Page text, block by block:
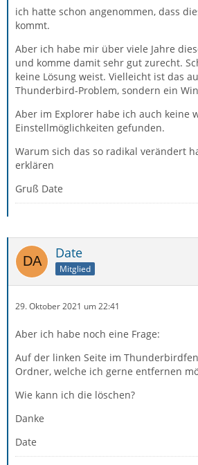
ich hatte schon angenommen, dass
kommt.
Aber ich habe mir über viele Jahre
und komme damit sehr gut zurecht.
keine Lösung weist. Vielleicht ist das
Thunderbird-Problem, sondern ein
Aber im Explorer habe ich auch keine
Einstellmöglichkeiten gefunden.
Warum sich das so radikal verändert
erklären
Gruß Date
Date
Mitglied
29. Oktober 2021 um 22:41
Aber ich habe noch eine Frage:
Auf der linken Seite im
Ordner, welche ich gerne entfernen
Wie kann ich die löschen?
Danke
Date